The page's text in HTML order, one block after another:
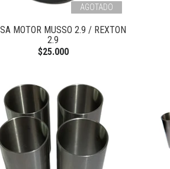
AGOTADO
MOTOR MUSSO 2.9 / REXTON
2.9
$25.000